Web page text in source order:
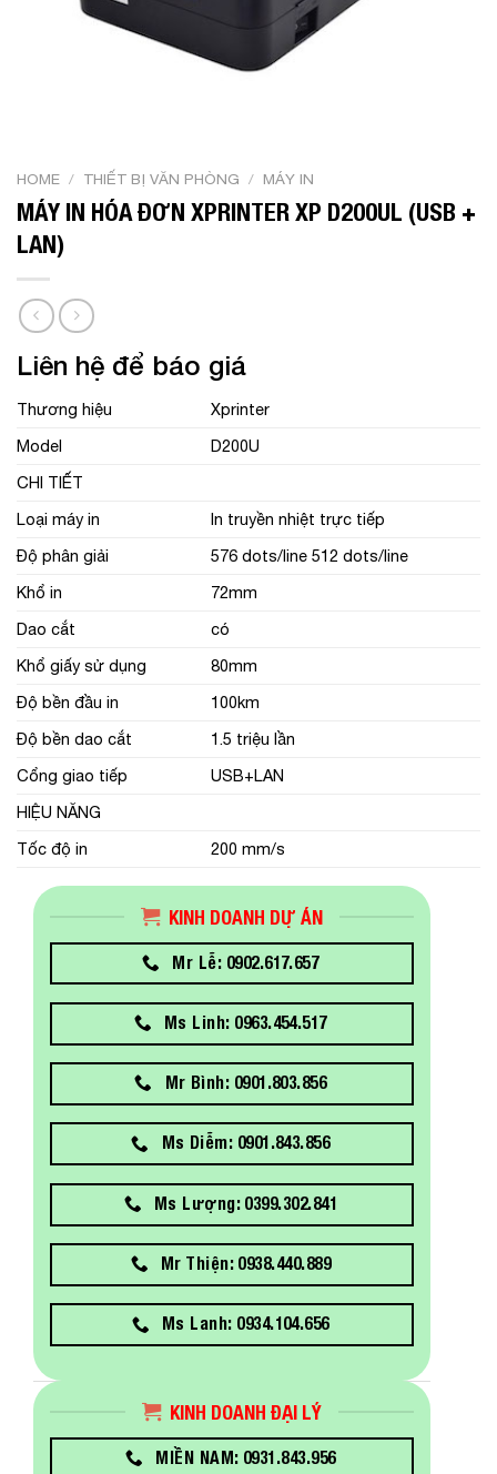
HOME / THIẾT BỊ VĂN PHÒNG / MÁY IN
MÁY IN HÓA ĐƠN XPRINTER XP D200UL (USB +
LAN)
Liên hệ để báo giá
Thương hiệu
Xprinter
Model
D200U
CHI TIẾT
Loại máy in
In truyền nhiệt trực tiếp
Độ phân giải
576 dots/line 512 dots/line
Khổ in
72mm
Dao cắt
có
Khổ giấy sử dụng
80mm
Độ bền đầu in
100km
Độ bền dao cắt
1.5 triệu lần
Cổng giao tiếp
USB+LAN
HIỆU NĂNG
Tốc độ in
200 mm/s
KINH DOANH DỰ ÁN
Mr Lễ: 0902.617.657
Ms Linh: 0963.454.517
Mr Bình: 0901.803.856
Ms Diễm: 0901.843.856
Ms Lượng: 0399.302.841
Mr Thiện: 0938.440.889
Ms Lanh: 0934.104.656
KINH DOANH ĐẠI LÝ
MIỀN NAM: 0931.843.956